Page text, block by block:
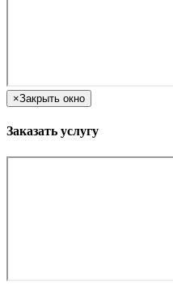
×Закрыть окно
Заказать услугу